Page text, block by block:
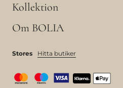
Kollektion
Om BOLIA
Stores Hitta butiker